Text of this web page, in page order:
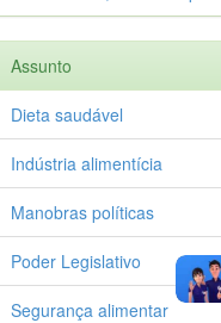
Assunto
Dieta saudável
Indústria alimentícia
Manobras políticas
Poder Legislativo
Segurança alimentar